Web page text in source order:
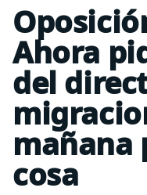
Ahora
del
mañana
cosa